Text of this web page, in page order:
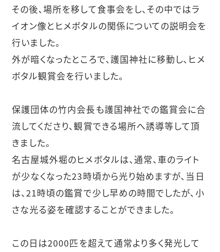
その後、場所を移して食事会をし、その中ではラ
イオン像とヒメボタルの関係についての説明会を
行いました。
外が暗くなったところで、護国神社に移動し、ヒメ
ボタル観賞会を行いました。
保護団体の竹内会長も護国神社での鑑賞会に合
流してくださり、観賞できる場所へ誘導等して頂
きました。
名古屋城外堀のヒメボタルは、通常、車のライト
が少なくなった23時頃から光り始めますが、当日
は、21時頃の鑑賞で少し早めの時間でしたが、小
さな光る姿を確認することができました。
この日は2000匹を超えて通常より多く発光して